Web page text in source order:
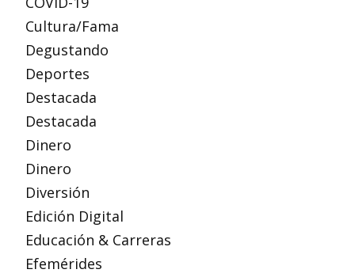
Cultura/Fama
Degustando
Deportes
Destacada
Destacada
Dinero
Dinero
Diversión
Edición Digital
Educación & Carreras
Efemérides